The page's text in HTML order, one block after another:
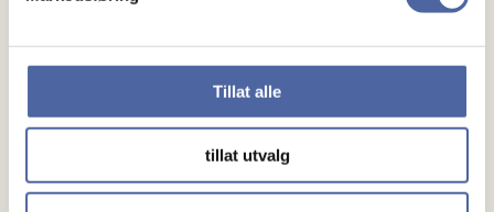
Tillat alle
tillat utvalg
Ny med MS